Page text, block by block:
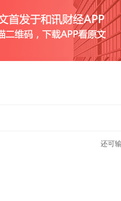
还可